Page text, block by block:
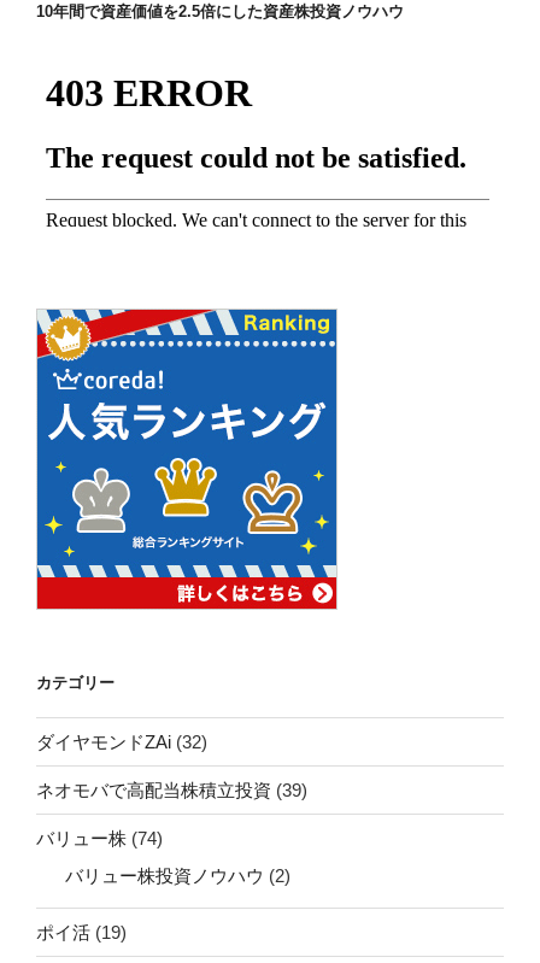
シ
ン
10年間で資産価値を2.5倍にした資産株投資ノウハウ
カテゴリー
ダイヤモンドZAi (32)
ネオモバで高配当株積立投資 (39)
バリュー株 (74)
バリュー株投資ノウハウ (2)
ポイ活 (19)